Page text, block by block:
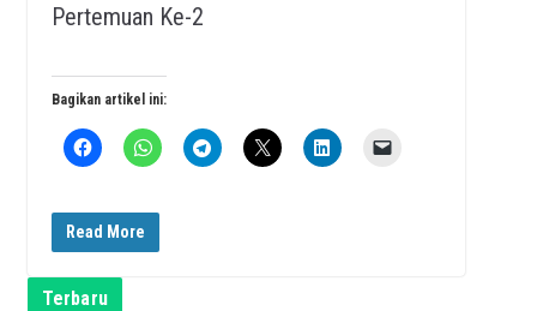
Pertemuan Ke-2
Bagikan artikel ini:
Read More
Terbaru